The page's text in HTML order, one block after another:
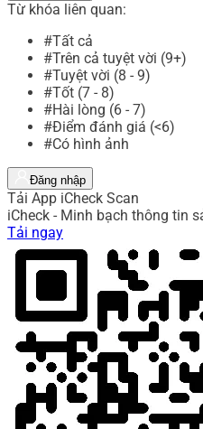
Từ khóa liên quan:
#Tất cả
#Trên cả tuyệt vời (9+)
#Tuyệt vời (8 - 9)
#Tốt (7 - 8)
#Hài lòng (6 - 7)
#Điểm đánh giá (<6)
#Có hình ảnh
Đăng nhập
Tải App iCheck Scan
iCheck - Minh bạch thông tin
Tải ngay